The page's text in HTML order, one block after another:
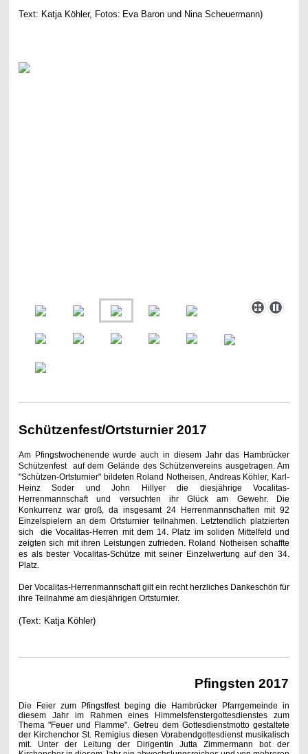
Text: Katja Köhler, Fotos: Eva Baron und Nina Scheuermann)
Schützenfest/Ortsturnier 2017
Am Pfingstwochenende wurde auch in diesem Jahr das Hambrücker
Schützenfest auf dem Gelände des Schützenvereins ausgetragen. Am
"Schützen-Ortsturnier" bildeten Roland Notheisen, Andreas Köhler, Karl-
Heinz Soder und John Hillyer die diesjährige Vocalitas-
Herrenmannschaft und versuchten ihr Glück am Gewehr. Die
Konkurrenz war groß, da insgesamt 24 Herrenmannschaften mit 92
Einzelspielern an dem Ortsturnier teilnahmen. Letztendlich platzierten
sich die Vocalitas-Herren mit dem 14. Platz im soliden Mittelfeld und
zeigten sich mit ihren Leistungen zufrieden. Roland Notheisen schaffte
es als bester Vocalitas-Schütze mit seiner Einzelwertung auf den 34.
Platz.
Der Vocalitas-Herrenmannschaft gilt ein recht herzliches Dankeschön für
ihre Teilnahme am diesjährigen Ortsturnier.
(Text: Katja Köhler)
Pfingsten 2017
Die Feier zum Pfingstfest beging die Hambrücker Pfarrgemeinde in
diesem Jahr im Rahmen eines Himmelsfenstergottesdienstes zum
Thema "Feuer und Flamme". Getreu dem Gottesdienstmotto gestaltete
der Kirchenchor St. Remigius diesen Vorabendgottesdienst musikalisch
mit. Unter der Leitung der Dirigentin Jutta Zimmermann bot der